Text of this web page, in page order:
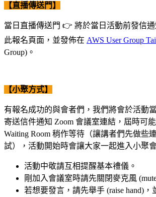
【直播傳送門】
當日直播傳送門 👉 將於當日活動前發信
此報名頁面，並發佈在 AWS User Group
Group)。
【小聚方式】
有報名成功的與會者們，我們將會於活動
寄送信件通知 Zoom 會議室連結，屆時可
Waiting Room 稍作等待（讓講者們先做些
試），活動開始時會讓大家一起進入小聚
活動中敬請互相提醒基本禮儀。
剛加入會議室時請先關閉麥克風
若想要發言，請先舉手 (raise hand)